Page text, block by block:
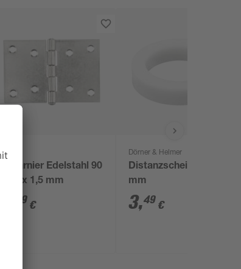
toom
Scharnier Edelstahl 90
x 60 x 1,5 mm
79 €
Dörner & Helmer
Distanzscheibe 20
mm
3,49 €